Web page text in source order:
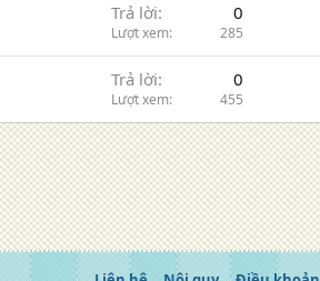
Trả lời 0
Lượt xem 285
Trả lời 0
Lượt xem 455